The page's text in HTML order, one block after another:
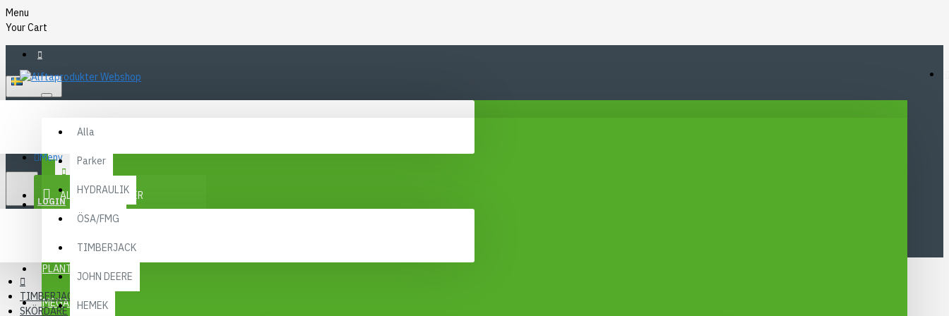
Menu
Your Cart
SEK
Alla
Parker
HYDRAULIK
ÖSA/FMG
TIMBERJACK
JOHN DEERE
HEMEK
KONTAKT
Meny
ALLA KATEGORIER
PLANTMA X
MEGA MENY
LOGIN
REGISTER
TIMBERJACK
SKÖRDARE